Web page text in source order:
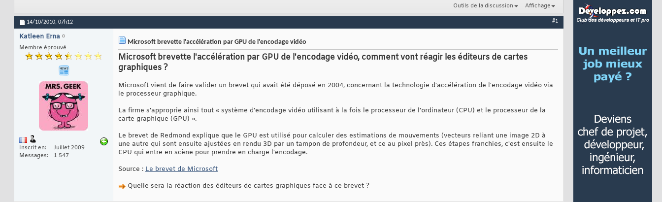
Outils de la discussion Affichage
14/10/2010, 07h12 #1
Katleen Erna
Membre éprouvé
Inscrit en
Juillet 2009
Messages
1 547
Microsoft brevette l'accélération par GPU de l'encodage vidéo
Microsoft brevette l'accélération par GPU de l'encodage vidéo, comment vont réagir les éditeurs de cartes
graphiques ?
Microsoft vient de faire valider un brevet qui avait été déposé en 2004, concernant la technologie d'accélération de l'encodage vidéo via
le processeur graphique.
La firme s'approprie ainsi tout « système d'encodage vidéo utilisant à la fois le processeur de l'ordinateur (CPU) et le processeur de la
carte graphique (GPU) ».
Le brevet de Redmond explique que le GPU est utilisé pour calculer des estimations de mouvements (vecteurs reliant une image 2D à
une autre qui sont ensuite ajustées en rendu 3D par un tampon de profondeur, et ce au pixel près). Ces étapes franchies, c'est ensuite le
CPU qui entre en scène pour prendre en charge l'encodage.
Source : Le brevet de Microsoft
Quelle sera la réaction des éditeurs de cartes graphiques face à ce brevet ?